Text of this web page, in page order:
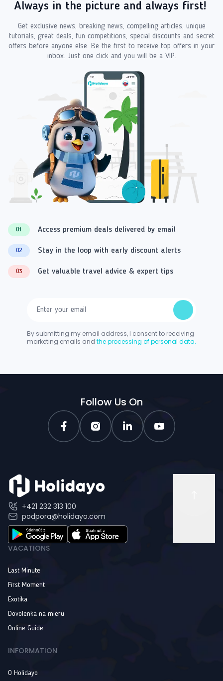
Always in the picture and always first!
Get exclusive news, breaking news, compelling articles, unique
tutorials, great deals, fun competitions, special discounts and secret
offers before anyone else. Be the first to receive top offers in your
inbox. Just one click and you will be a VIP.
01 Access premium deals delivered by email
02 Stay in the loop with early discount alerts
03 Get valuable travel advice & expert tips
By submitting my email address, I consent to receiving
marketing emails and the processing of personal data.
Follow Us On
+421 232 313 100
podpora@holidayo.com
VACATIONS
Last Minute
First Moment
Exotika
Dovolenka na mieru
Online Guide
INFORMATION
O Holidayo